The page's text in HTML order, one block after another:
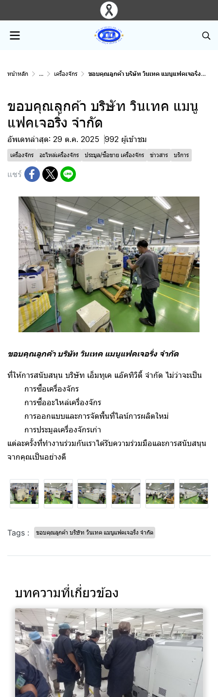
หน้าหลัก ... เครื่องจักร ขอบคุณลูกค้า บริษัท วินเทค แมนูแฟคเจอริ่ง จำกัด
ขอบคุณลูกค้า บริษัท วินเทค แมนู
แฟคเจอริ่ง จำกัด
อัพเดทล่าสุด: 29 ต.ค. 2025 992 ผู้เข้าชม
เครื่องจักร อะไหล่เครื่องจักร ประมูล/ซื้อขาย เครื่องจักร ข่าวสาร บริการ
แชร์
ขอบคุณลูกค้า บริษัท วินเทค แมนูแฟคเจอริ่ง จำกัด
ที่ให้การสนับสนุน บริษัท เอ็มทูเค แอ๊คทิวิตี้ จำกัด ไม่ว่าจะเป็น
การซื้อเครื่องจักร
การซื้ออะไหล่เครื่องจักร
การออกแบบและการจัดพื้นที่ไลน์การผลิตใหม่
การประมูลเครื่องจักรเก่า
แต่ละครั้งที่ทำงานร่วมกันเราได้รับความร่วมมือและการสนับสนุน
จากคุณเป็นอย่างดี
Tags : ขอบคุณลูกค้า บริษัท วินเทค แมนูแฟคเจอริ่ง จำกัด
บทความที่เกี่ยวข้อง